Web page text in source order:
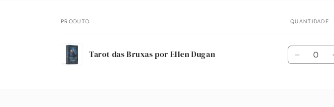
seu
PRODUTO QUANTIDADE
Tarot das Bruxas por Ellen Dugan Quantidade
Diminuir